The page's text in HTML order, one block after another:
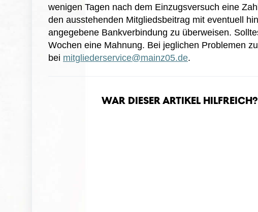
wenigen Tagen nach dem Einzugsversuch eine
den ausstehenden Mitgliedsbeitrag mit eventuell
angegebene Bankverbindung zu überweisen.
Wochen eine Mahnung. Bei jeglichen Problemen
bei mitgliederservice@mainz05.de.
War dieser Artikel hilfreich?